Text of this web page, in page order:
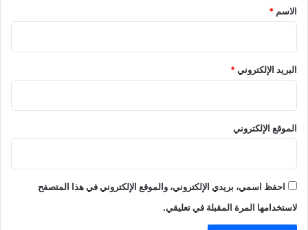
*
الاسم *
البريد الإلكتروني*
الموقع الإلكتروني
احفظ اسمي، بريدي الإلكتروني، والموقع الإلكتروني في هذا المتصفح
لاستخدامها المرة المقبلة في تعليقي.